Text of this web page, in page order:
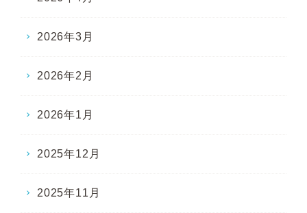
2026年3月
2026年2月
2026年1月
2025年12月
2025年11月